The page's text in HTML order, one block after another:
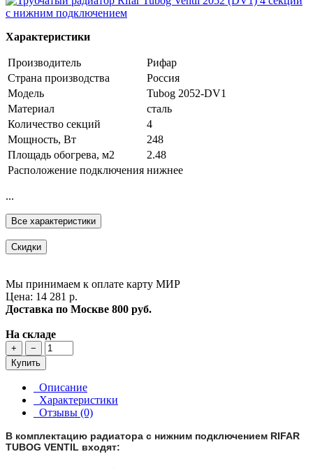
Характеристики
Производитель
Рифар
Страна производства
Россия
Модель
Tubog 2052-DV1
Материал
сталь
Количество секций
4
Мощность, Вт
248
Площадь обогрева, м2
2.48
Расположение подключения нижнее
...
Все характеристики
Скидки
Мы принимаем к оплате карту МИР
Цена: 14 281 р.
Доставка по Москве 800 руб.
На складе
+
−
Купить
Описание
Характеристики
Отзывы (0)
В комплектацию радиатора с нижним подключением RIFAR
TUBOG VENTIL входят: